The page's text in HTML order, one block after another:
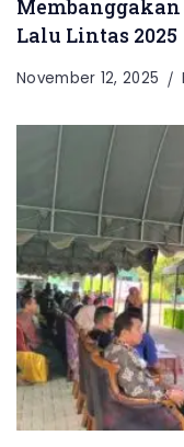
Membanggakan
Lalu Lintas 2025
November 12, 2025